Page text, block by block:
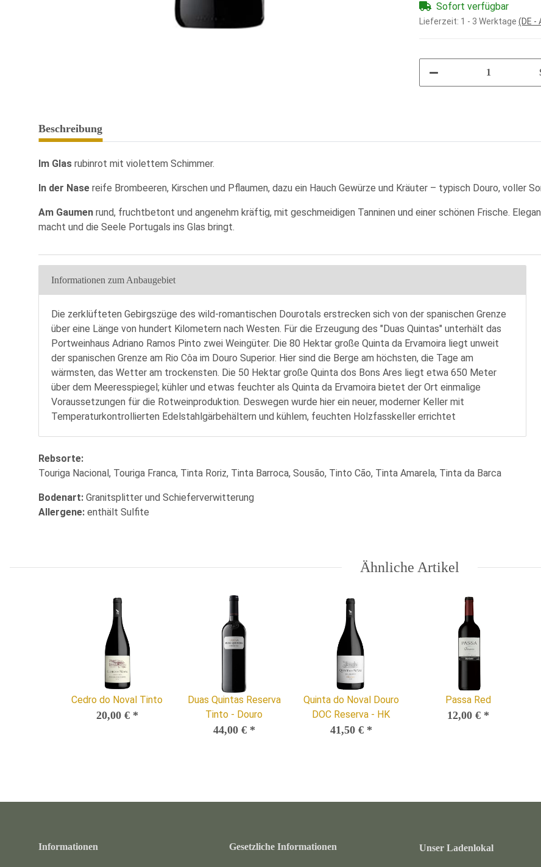
Sofort verfügbar
Lieferzeit: 1 - 3 Werktage (DE -
Beschreibung
Im Glas rubinrot mit violettem Schimmer.
In der Nase reife Brombeeren, Kirschen und Pflaumen, dazu ein Hauch Gewürze und Kräuter – typisch Douro, voller
Am Gaumen rund, fruchtbetont und angenehm kräftig, mit geschmeidigen Tanninen und einer schönen Frische.
macht und die Seele Portugals ins Glas bringt.
Produkteigenschaft
Wert
Informationen zum Anbaugebiet
Die zerklüfteten Gebirgszüge des wild-romantischen Dourotals erstrecken sich von der spanischen Grenze
über eine Länge von hundert Kilometern nach Westen. Für die Erzeugung des "Duas Quintas" unterhält das
Portweinhaus Adriano Ramos Pinto zwei Weingüter. Die 80 Hektar große Quinta da Ervamoira liegt unweit
der spanischen Grenze am Rio Côa im Douro Superior. Hier sind die Berge am höchsten, die Tage am
wärmsten, das Wetter am trockensten. Die 50 Hektar große Quinta dos Bons Ares liegt etwa 650 Meter
über dem Meeresspiegel; kühler und etwas feuchter als Quinta da Ervamoira bietet der Ort einmalige
Voraussetzungen für die Rotweinproduktion. Deswegen wurde hier ein neuer, moderner Keller mit
Temperaturkontrollierten Edelstahlgärbehältern und kühlem, feuchten Holzfasskeller errichtet
Rebsorte:
Touriga Nacional, Touriga Franca, Tinta Roriz, Tinta Barroca, Sousão, Tinto Cão, Tinta Amarela, Tinta da Barca
Bodenart: Granitsplitter und Schieferverwitterung
Allergene: enthält Sulfite
Ähnliche Artikel
Cedro do Noval Tinto
20,00 € *
Duas Quintas Reserva
Tinto - Douro
44,00 € *
Quinta do Noval Douro
DOC Reserva - HK
41,50 € *
Passa Red
12,00 € *
Informationen Gesetzliche Informationen Unser Ladenlokal